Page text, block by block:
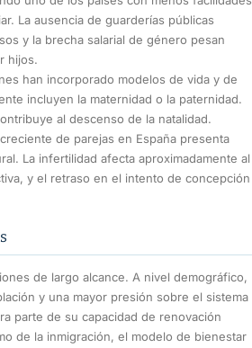
La ausencia de guarderías públicas
y la brecha salarial de género pesan
hijos.
han incorporado modelos de vida y de
incluyen la maternidad o la paternidad.
al descenso de la natalidad.
de parejas en España presenta
La infertilidad afecta aproximadamente al
y el retraso en el intento de concepción
de largo alcance. A nivel demográfico,
y una mayor presión sobre el sistema
parte de su capacidad de renovación
de la inmigración, el modelo de bienestar